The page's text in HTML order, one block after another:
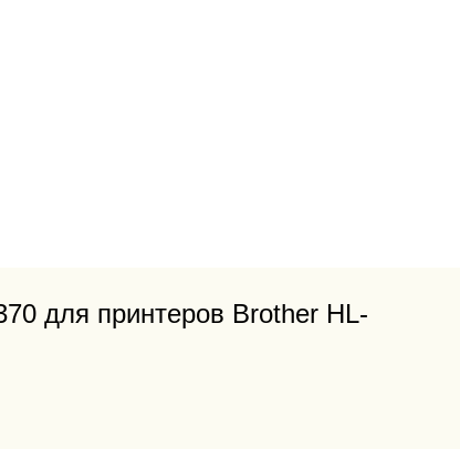
для принтеров Brother HL-